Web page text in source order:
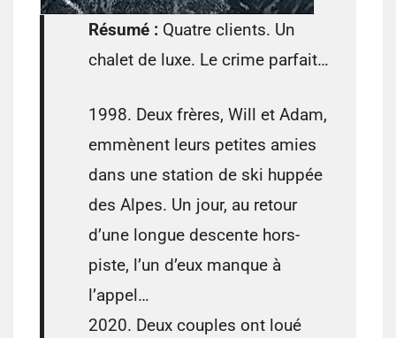
Résumé : Quatre clients. Un
chalet de luxe. Le crime parfait…
1998. Deux frères, Will et Adam,
emmènent leurs petites amies
dans une station de ski huppée
des Alpes. Un jour, au retour
d’une longue descente hors-
piste, l’un d’eux manque à
l’appel…
2020. Deux couples ont loué